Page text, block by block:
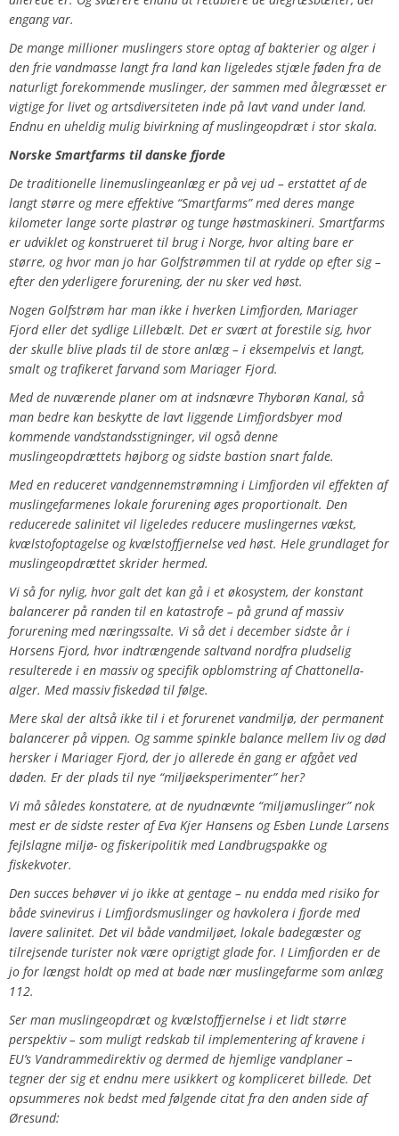
engang var.
De mange millioner muslingers store optag af bakterier og alger i
den frie vandmasse langt fra land kan ligeledes stjæle føden fra de
naturligt forekommende muslinger, der sammen med ålegræsset er
vigtige for livet og artsdiversiteten inde på lavt vand under land.
Endnu en uheldig mulig bivirkning af muslingeopdræt i stor skala.
Norske Smartfarms til danske fjorde
De traditionelle linemuslingeanlæg er på vej ud – erstattet af de
langt større og mere effektive “Smartfarms” med deres mange
kilometer lange sorte plastrør og tunge høstmaskineri. Smartfarms
er udviklet og konstrueret til brug i Norge, hvor alting bare er
større, og hvor man jo har Golfstrømmen til at rydde op efter sig –
efter den yderligere forurening, der nu sker ved høst.
Nogen Golfstrøm har man ikke i hverken Limfjorden, Mariager
Fjord eller det sydlige Lillebælt. Det er svært at forestile sig, hvor
der skulle blive plads til de store anlæg – i eksempelvis et langt,
smalt og trafikeret farvand som Mariager Fjord.
Med de nuværende planer om at indsnævre Thyborøn Kanal, så
man bedre kan beskytte de lavt liggende Limfjordsbyer mod
kommende vandstandsstigninger, vil også denne
muslingeopdrættets højborg og sidste bastion snart falde.
Med en reduceret vandgennemstrømning i Limfjorden vil effekten af
muslingefarmenes lokale forurening øges proportionalt. Den
reducerede salinitet vil ligeledes reducere muslingernes vækst,
kvælstofoptagelse og kvælstoffjernelse ved høst. Hele grundlaget for
muslingeopdrættet skrider hermed.
Vi så for nylig, hvor galt det kan gå i et økosystem, der konstant
balancerer på randen til en katastrofe – på grund af massiv
forurening med næringssalte. Vi så det i december sidste år i
Horsens Fjord, hvor indtrængende saltvand nordfra pludselig
resulterede i en massiv og specifik opblomstring af Chattonella-
alger. Med massiv fiskedød til følge.
Mere skal der altså ikke til i et forurenet vandmiljø, der permanent
balancerer på vippen. Og samme spinkle balance mellem liv og død
hersker i Mariager Fjord, der jo allerede én gang er afgået ved
døden. Er der plads til nye “miljøeksperimenter” her?
Vi må således konstatere, at de nyudnævnte “miljømuslinger” nok
mest er de sidste rester af Eva Kjer Hansens og Esben Lunde Larsens
fejlslagne miljø- og fiskeripolitik med Landbrugspakke og
fiskekvoter.
Den succes behøver vi jo ikke at gentage – nu endda med risiko for
både svinevirus i Limfjordsmuslinger og havkolera i fjorde med
lavere salinitet. Det vil både vandmiljøet, lokale badegæster og
tilrejsende turister nok være oprigtigt glade for. I Limfjorden er de
jo for længst holdt op med at bade nær muslingefarme som anlæg
112.
Ser man muslingeopdræt og kvælstoffjernelse i et lidt større
perspektiv – som muligt redskab til implementering af kravene i
EU’s Vandrammedirektiv og dermed de hjemlige vandplaner –
tegner der sig et endnu mere usikkert og kompliceret billede. Det
opsummeres nok bedst med følgende citat fra den anden side af
Øresund: